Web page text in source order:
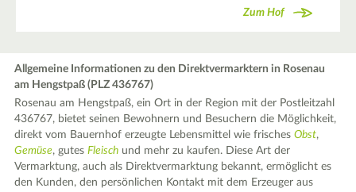
Zum Hof
Allgemeine Informationen zu den Direktvermarktern in Rosenau
am Hengstpaß (PLZ 436767)
Rosenau am Hengstpaß, ein Ort in der Region mit der Postleitzahl
436767, bietet seinen Bewohnern und Besuchern die Möglichkeit,
direkt vom Bauernhof erzeugte Lebensmittel wie frischesObst,
Gemüse, gutesFleisch und mehr zu kaufen. Diese Art der
Vermarktung, auch als Direktvermarktung bekannt, ermöglicht es
den Kunden, den persönlichen Kontakt mit dem Erzeuger aus